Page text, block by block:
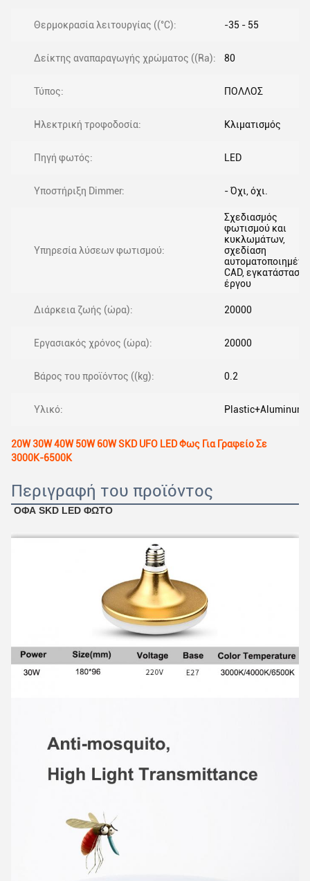
Θερμοκρασία λειτουργίας ((°C): -35 - 55
Δείκτης αναπαραγωγής χρώματος ((Ra): 80
Τύπος: ΠΟΛΛΟΣ
Ηλεκτρική τροφοδοσία: Κλιματισμός
Πηγή φωτός: LED
Υποστήριξη Dimmer: - Όχι, όχι.
Υπηρεσία λύσεων φωτισμού:
Σχεδιασμός
φωτισμού και
κυκλωμάτων,
σχεδίαση
CAD, εγκατάσταση
έργου
Διάρκεια ζωής (ώρα): 20000
Εργασιακός χρόνος (ώρα): 20000
Βάρος του προϊόντος ((kg): 0.2
Υλικό: Plastic+Aluminum
20W 30W 40W 50W 60W SKD UFO LED Φως Για Γραφείο Σε
3000K-6500K
Περιγραφή του προϊόντος
ΟΦΑ SKD LED ΦΩΤΟ